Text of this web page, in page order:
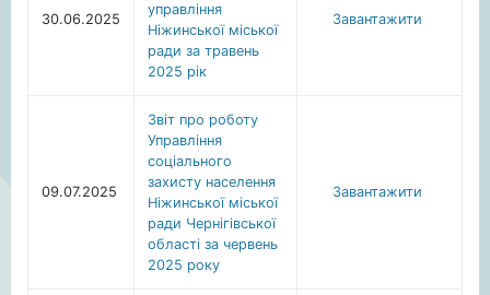
30.06.2025
управління
Ніжинської міської
ради за травень
2025 рік
Завантажити
09.07.2025
Звіт про роботу
Управління
соціального
захисту населення
Ніжинської міської
ради Чернігівської
області за червень
2025 року
Завантажити